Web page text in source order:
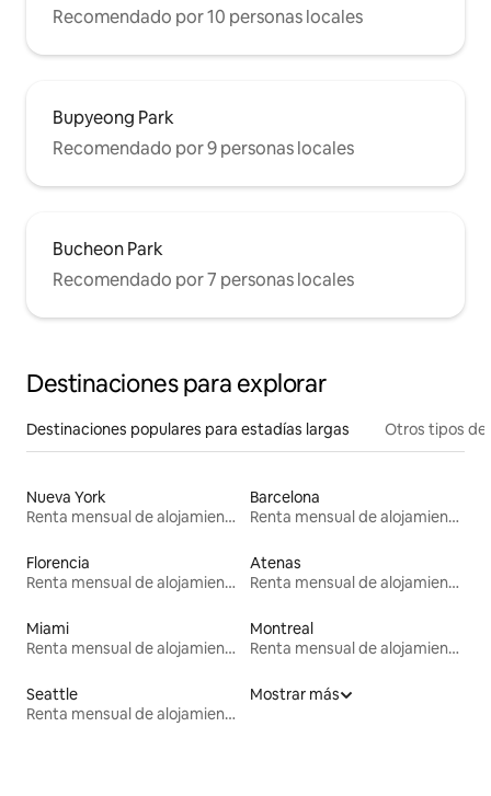
Recomendado por 10 personas locales
Bupyeong Park
Recomendado por 9 personas locales
Bucheon Park
Recomendado por 7 personas locales
Destinaciones para explorar
Destinaciones populares para estadías largas Otros tipos de
Nueva York
Renta mensual de alojamientos
Barcelona
Renta mensual de alojamientos
Florencia
Renta mensual de alojamientos
Atenas
Renta mensual de alojamientos
Miami
Renta mensual de alojamientos
Montreal
Renta mensual de alojamientos
Seattle
Renta mensual de alojamientos
Mostrar más